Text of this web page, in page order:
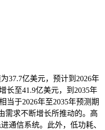
37.7亿美元，预计到2026年
长至41.9亿美元，到2035年
当于2026年至2035年预测期
需求不断增长所推动的。高
通信系统。此外，低功耗、